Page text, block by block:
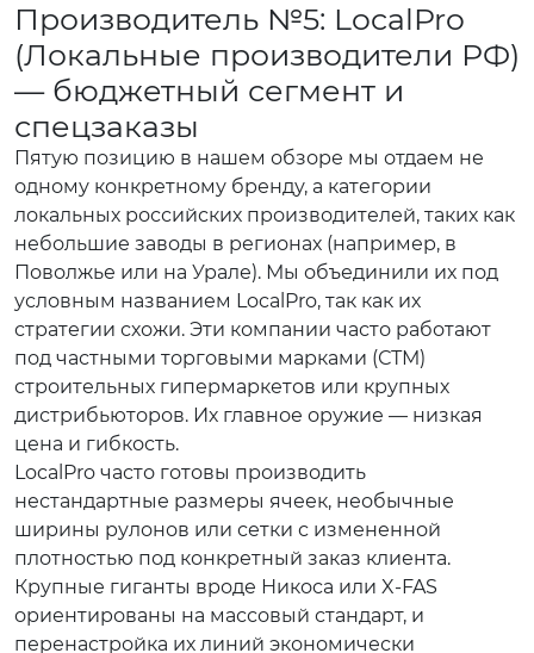
Производитель №5: LocalPro
(Локальные производители РФ)
— бюджетный сегмент и
спецзаказы
Пятую позицию в нашем обзоре мы отдаем не
одному конкретному бренду, а категории
локальных российских производителей, таких как
небольшие заводы в регионах (например, в
Поволжье или на Урале). Мы объединили их под
условным названием LocalPro, так как их
стратегии схожи. Эти компании часто работают
под частными торговыми марками (СТМ)
строительных гипермаркетов или крупных
дистрибьюторов. Их главное оружие — низкая
цена и гибкость.
LocalPro часто готовы производить
нестандартные размеры ячеек, необычные
ширины рулонов или сетки с измененной
плотностью под конкретный заказ клиента.
Крупные гиганты вроде Никоса или X-FAS
ориентированы на массовый стандарт, и
перенастройка их линий экономически